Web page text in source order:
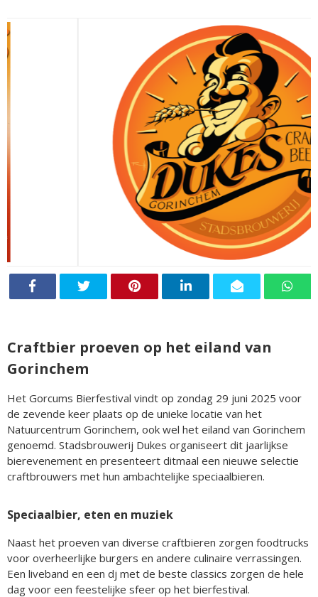
Craftbier proeven op het eiland van
Gorinchem
Het Gorcums Bierfestival vindt op zondag 29 juni 2025 voor
de zevende keer plaats op de unieke locatie van het
Natuurcentrum Gorinchem, ook wel het eiland van Gorinchem
genoemd. Stadsbrouwerij Dukes organiseert dit jaarlijkse
bierevenement en presenteert ditmaal een nieuwe selectie
craftbrouwers met hun ambachtelijke speciaalbieren.
Speciaalbier, eten en muziek
Naast het proeven van diverse craftbieren zorgen foodtrucks
voor overheerlijke burgers en andere culinaire verrassingen.
Een liveband en een dj met de beste classics zorgen de hele
dag voor een feestelijke sfeer op het bierfestival.